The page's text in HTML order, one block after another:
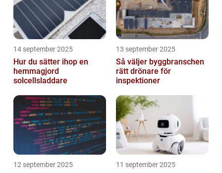
14 september 2025
Hur du sätter ihop en
hemmagjord
solcellsladdare
13 september 2025
Så väljer byggbranschen
rätt drönare för
inspektioner
12 september 2025 11 september 2025